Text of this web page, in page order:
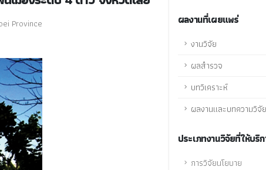
Province
ผลงานที่เผยแพร่
งานวิจัย
ผลสำรวจ
บทวิเคราะห์
ผลงานและบทความวิจั
ประเภทงานวิจัยที่ให้บริ
การวิจัยนโยบาย